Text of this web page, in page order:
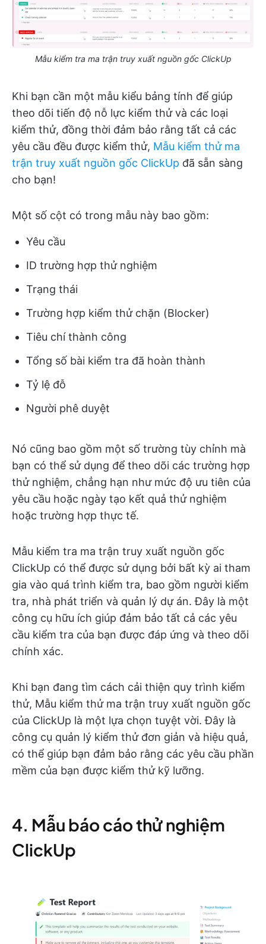
Mẫu kiểm tra ma trận truy xuất nguồn gốc ClickUp
Khi bạn cần một mẫu kiểu bảng tính để giúp
theo dõi tiến độ nỗ lực kiểm thử và các loại
kiểm thử, đồng thời đảm bảo rằng tất cả các
yêu cầu đều được kiểm thử, Mẫu kiểm thử ma
trận truy xuất nguồn gốc ClickUp đã sẵn sàng
cho bạn!
Một số cột có trong mẫu này bao gồm:
Yêu cầu
ID trường hợp thử nghiệm
Trạng thái
Trường hợp kiểm thử chặn (Blocker)
Tiêu chí thành công
Tổng số bài kiểm tra đã hoàn thành
Tỷ lệ đỗ
Người phê duyệt
Nó cũng bao gồm một số trường tùy chỉnh mà
bạn có thể sử dụng để theo dõi các trường hợp
thử nghiệm, chẳng hạn như mức độ ưu tiên của
yêu cầu hoặc ngày tạo kết quả thử nghiệm
hoặc trường hợp thực tế.
Mẫu kiểm tra ma trận truy xuất nguồn gốc
ClickUp có thể được sử dụng bởi bất kỳ ai tham
gia vào quá trình kiểm tra, bao gồm người kiểm
tra, nhà phát triển và quản lý dự án. Đây là một
công cụ hữu ích giúp đảm bảo tất cả các yêu
cầu kiểm tra của bạn được đáp ứng và theo dõi
chính xác.
Khi bạn đang tìm cách cải thiện quy trình kiểm
thử, Mẫu kiểm thử ma trận truy xuất nguồn gốc
của ClickUp là một lựa chọn tuyệt vời. Đây là
công cụ quản lý kiểm thử đơn giản và hiệu quả,
có thể giúp bạn đảm bảo rằng các yêu cầu phần
mềm của bạn được kiểm thử kỹ lưỡng.
4. Mẫu báo cáo thử nghiệm
ClickUp